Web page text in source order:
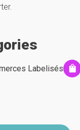
Labelisés